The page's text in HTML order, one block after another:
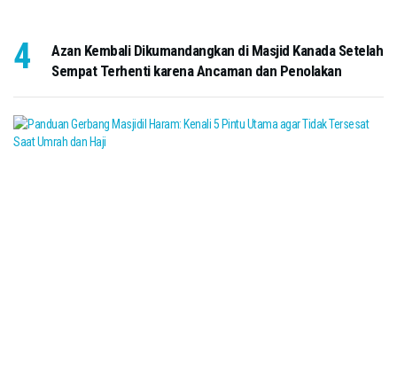
Azan Kembali Dikumandangkan di Masjid Kanada Setelah
Sempat Terhenti karena Ancaman dan Penolakan